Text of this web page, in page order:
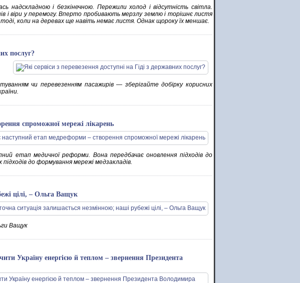
надскладною і безкінечною. Пережили холод і відсутність світла.
і віри у перемогу. Вперто пробивають мерзлу землю і торішнє листя
коли на деревах ще навіть немає листя. Однак щороку їх меншає.
послуг?
чи перевезенням пасажирів — зберігайте добірку корисних
спроможної мережі лікарень
етап медичної реформи. Вона передбачає оновлення підходів до
до формування мережі медзакладів.
цілі, – Ольга Ващук
Ващук
Україну енергією й теплом – звернення Президента